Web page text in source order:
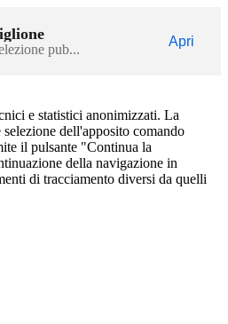
pub...
Apri
e statistici anonimizzati. La
dell'apposito comando
il pulsante "Continua la
della navigazione in
di tracciamento diversi da quelli